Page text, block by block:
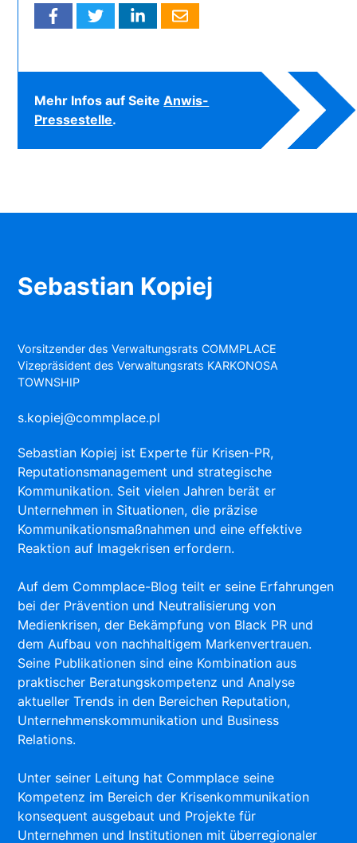
Mehr Infos auf SeiteAnwis-
Pressestelle.
Sebastian Kopiej
Vorsitzender des Verwaltungsrats COMMPLACE
Vizepräsident des Verwaltungsrats KARKONOSA
TOWNSHIP
s.kopiej@commplace.pl
Sebastian Kopiej ist Experte für Krisen-PR,
Reputationsmanagement und strategische
Kommunikation. Seit vielen Jahren berät er
Unternehmen in Situationen, die präzise
Kommunikationsmaßnahmen und eine effektive
Reaktion auf Imagekrisen erfordern.
Auf dem Commplace-Blog teilt er seine Erfahrungen
bei der Prävention und Neutralisierung von
Medienkrisen, der Bekämpfung von Black PR und
dem Aufbau von nachhaltigem Markenvertrauen.
Seine Publikationen sind eine Kombination aus
praktischer Beratungskompetenz und Analyse
aktueller Trends in den Bereichen Reputation,
Unternehmenskommunikation und Business
Relations.
Unter seiner Leitung hat Commplace seine
Kompetenz im Bereich der Krisenkommunikation
konsequent ausgebaut und Projekte für
Unternehmen und Institutionen mit überregionaler